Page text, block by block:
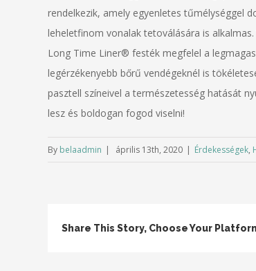
rendelkezik, amely egyenletes tűmélységgel
leheletfinom vonalak tetoválására is
Long Time Liner® festék megfelel a
legérzékenyebb bőrű vendégeknél is
pasztell színeivel a természetesség hatását
lesz és boldogan fogod viselni!
By belaadmin | április 13th, 2020 | Érdekességek,
Share This Story, Choose Your